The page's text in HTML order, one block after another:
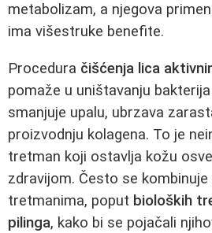
metabolizam, a njegova
ima višestruke benefite.
Procedura čišćenja lica
pomaže u uništavanju
smanjuje upalu, ubrzava
proizvodnju kolagena. To je
tretman koji ostavlja kožu
zdravijom. Često se
tretmanima, poput bioloških
pilinga, kako bi se pojačali